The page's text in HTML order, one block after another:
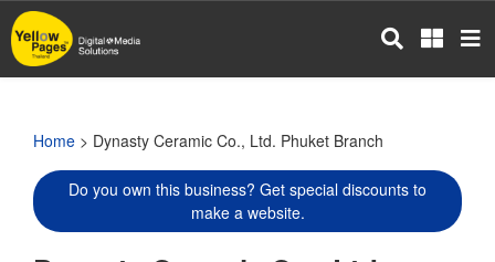
Skip
to
main
Home > Dynasty Ceramic Co., Ltd. Phuket Branch
Do you own this business? Get special discounts to
make a website.